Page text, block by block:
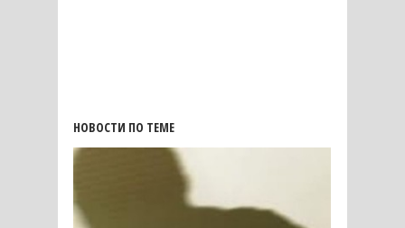
НОВОСТИ ПО ТЕМЕ